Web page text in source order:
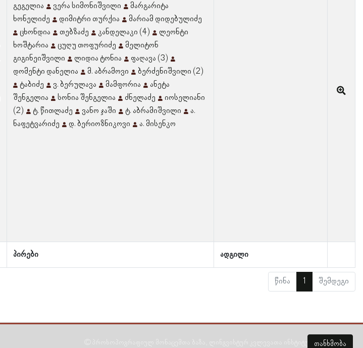
პირები ადგილი
გეგელია
ვერა სიმონიშვილი
მარგარიტა
ხონელიძე
დიმიტრი თურქია
მარიამ დიდებულიძე
ცხონდია
თებზაძე კანდელაკი (4)
ლეონტი
ხოშტარია
ცუღუ თოფურიძე
მელიტონ
გიგინეიშვილი
ლიდია ტონია
ფაღავა (3)
დომენტი დანელია
მ. აბრამოვი
ბერძენიშვილი (2)
ტაბიძე
ვ. ბერულავა მამფორია
ანეტა
შენგელია
სონია შენგელია ძნელაძე
იოსელიანი
(2)
ტ. წითლაძე ვანო ჯაში ტ. აბრამიშვილი
ა.
ნაფეტვარიძე
დ. ბერიოზნიკოვი ა. მისენკო
წინა 1 შემდეგი
თანხმობა
© პროსოპოგრაფიულ მონაცემთა ბაზა, ლინგვისტურ კვლევათა ინსტიტუტი 2018 - 2026